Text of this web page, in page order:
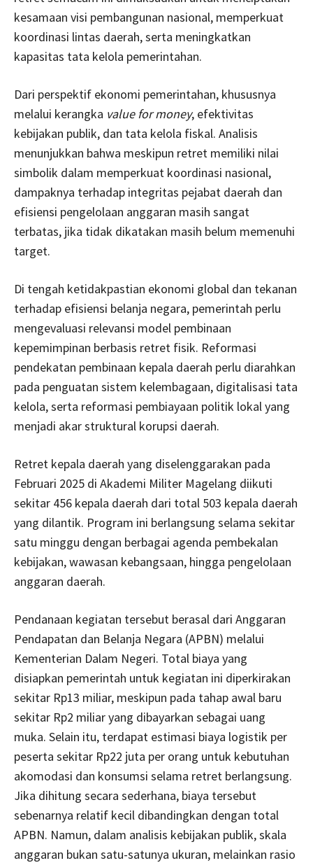
kesamaan visi pembangunan nasional, memperkuat
koordinasi lintas daerah, serta meningkatkan
kapasitas tata kelola pemerintahan.
Dari perspektif ekonomi pemerintahan, khususnya
melalui kerangka value for money, efektivitas
kebijakan publik, dan tata kelola fiskal. Analisis
menunjukkan bahwa meskipun retret memiliki nilai
simbolik dalam memperkuat koordinasi nasional,
dampaknya terhadap integritas pejabat daerah dan
efisiensi pengelolaan anggaran masih sangat
terbatas, jika tidak dikatakan masih belum memenuhi
target.
Di tengah ketidakpastian ekonomi global dan tekanan
terhadap efisiensi belanja negara, pemerintah perlu
mengevaluasi relevansi model pembinaan
kepemimpinan berbasis retret fisik. Reformasi
pendekatan pembinaan kepala daerah perlu diarahkan
pada penguatan sistem kelembagaan, digitalisasi tata
kelola, serta reformasi pembiayaan politik lokal yang
menjadi akar struktural korupsi daerah.
Retret kepala daerah yang diselenggarakan pada
Februari 2025 di Akademi Militer Magelang diikuti
sekitar 456 kepala daerah dari total 503 kepala daerah
yang dilantik. Program ini berlangsung selama sekitar
satu minggu dengan berbagai agenda pembekalan
kebijakan, wawasan kebangsaan, hingga pengelolaan
anggaran daerah.
Pendanaan kegiatan tersebut berasal dari Anggaran
Pendapatan dan Belanja Negara (APBN) melalui
Kementerian Dalam Negeri. Total biaya yang
disiapkan pemerintah untuk kegiatan ini diperkirakan
sekitar Rp13 miliar, meskipun pada tahap awal baru
sekitar Rp2 miliar yang dibayarkan sebagai uang
muka. Selain itu, terdapat estimasi biaya logistik per
peserta sekitar Rp22 juta per orang untuk kebutuhan
akomodasi dan konsumsi selama retret berlangsung.
Jika dihitung secara sederhana, biaya tersebut
sebenarnya relatif kecil dibandingkan dengan total
APBN. Namun, dalam analisis kebijakan publik, skala
anggaran bukan satu-satunya ukuran, melainkan rasio